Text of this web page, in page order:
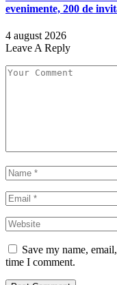
evenimente, 200 de
4 august 2026
Leave A Reply
Save my name,
time I comment.